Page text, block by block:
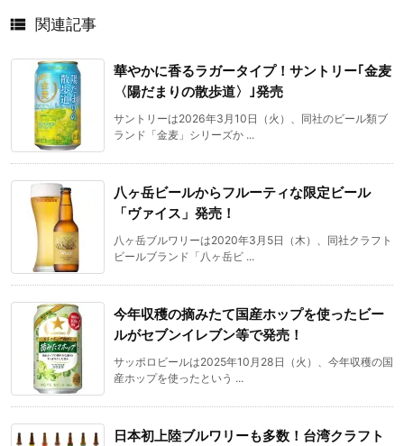
 関連記事
華やかに香るラガータイプ！サントリー｢金麦
〈陽だまりの散歩道〉｣発売
サントリーは2026年3月10日（火）、同社のビール類ブ
ランド「金麦」シリーズか ...
八ヶ岳ビールからフルーティな限定ビール
「ヴァイス」発売！
八ヶ岳ブルワリーは2020年3月5日（木）、同社クラフト
ビールブランド「八ヶ岳ビ ...
今年収穫の摘みたて国産ホップを使ったビー
ルがセブンイレブン等で発売！
サッポロビールは2025年10月28日（火）、今年収穫の国
産ホップを使ったという ...
日本初上陸ブルワリーも多数！台湾クラフト